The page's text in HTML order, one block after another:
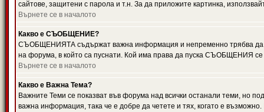
сайтове, защитени с парола и т.н. За да приложите картинка,
Върнете се в началото
Какво е СЪОБЩЕНИЕ?
СЪОБЩЕНИЯТА съдържат важна информация и непременно трябва да
на форума, в който са пуснати. Кой има права да пуска СЪОБЩЕНИЯ се
Върнете се в началото
Какво е Важна Тема?
Важните Теми се показват във форума над всички останали теми,
важна информация, така че е добре да четете и тях, когато е